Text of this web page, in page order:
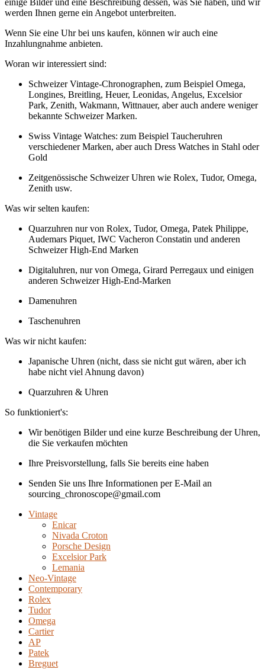
werden Ihnen gerne ein Angebot unterbreiten.
Wenn Sie eine Uhr bei uns kaufen, können wir auch eine
Inzahlungnahme anbieten.
Woran wir interessiert sind:
Schweizer Vintage-Chronographen, zum Beispiel Omega,
Longines, Breitling, Heuer, Leonidas, Angelus, Excelsior
Park, Zenith, Wakmann, Wittnauer, aber auch andere weniger
bekannte Schweizer Marken.
Swiss Vintage Watches: zum Beispiel Taucheruhren
verschiedener Marken, aber auch Dress Watches in Stahl oder
Gold
Zeitgenössische Schweizer Uhren wie Rolex, Tudor, Omega,
Zenith usw.
Was wir selten kaufen:
Quarzuhren nur von Rolex, Tudor, Omega, Patek Philippe,
Audemars Piquet, IWC Vacheron Constatin und anderen
Schweizer High-End Marken
Digitaluhren, nur von Omega, Girard Perregaux und einigen
anderen Schweizer High-End-Marken
Damenuhren
Taschenuhren
Was wir nicht kaufen:
Japanische Uhren (nicht, dass sie nicht gut wären, aber ich
habe nicht viel Ahnung davon)
Quarzuhren & Uhren
So funktioniert's:
Wir benötigen Bilder und eine kurze Beschreibung der Uhren,
die Sie verkaufen möchten
Ihre Preisvorstellung, falls Sie bereits eine haben
Senden Sie uns Ihre Informationen per E-Mail an
sourcing_chronoscope@gmail.com
Vintage
Enicar
Nivada Croton
Porsche Design
Excelsior Park
Lemania
Neo-Vintage
Contemporary
Rolex
Tudor
Omega
Cartier
AP
Patek
Breguet